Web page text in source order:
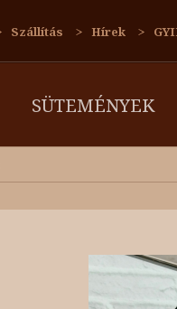
Szállítás Hírek
SÜTEMÉNYEK